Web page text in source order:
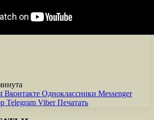
Вконтакте Одноклассники Messenger
Telegram Viber Печатать